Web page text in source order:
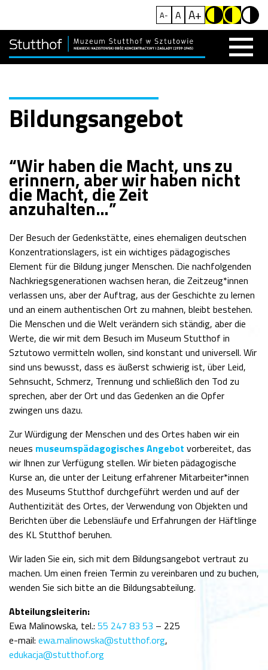
A- A A+
Bildungsangebot
“Wir haben die Macht, uns zu
erinnern, aber wir haben nicht
die Macht, die Zeit
anzuhalten…”
Der Besuch der Gedenkstätte, eines ehemaligen deutschen
Konzentrationslagers, ist ein wichtiges pädagogisches
Element für die Bildung junger Menschen. Die nachfolgenden
Nachkriegsgenerationen wachsen heran, die Zeitzeug*innen
verlassen uns, aber der Auftrag, aus der Geschichte zu lernen
und an einem authentischen Ort zu mahnen, bleibt bestehen.
Die Menschen und die Welt verändern sich ständig, aber die
Werte, die wir mit dem Besuch im Museum Stutthof in
Sztutowo vermitteln wollen, sind konstant und universell. Wir
sind uns bewusst, dass es äußerst schwierig ist, über Leid,
Sehnsucht, Schmerz, Trennung und schließlich den Tod zu
sprechen, aber der Ort und das Gedenken an die Opfer
zwingen uns dazu.
Zur Würdigung der Menschen und des Ortes haben wir ein
neues museumspädagogisches Angebot vorbereitet, das
wir Ihnen zur Verfügung stellen. Wir bieten pädagogische
Kurse an, die unter der Leitung erfahrener Mitarbeiter*innen
des Museums Stutthof durchgeführt werden und auf der
Authentizität des Ortes, der Verwendung von Objekten und
Berichten über die Lebensläufe und Erfahrungen der Häftlinge
des KL Stutthof beruhen.
Wir laden Sie ein, sich mit dem Bildungsangebot vertraut zu
machen. Um einen freien Termin zu vereinbaren und zu buchen,
wenden Sie sich bitte an die Bildungsabteilung.
Abteilungsleiterin:
Ewa Malinowska, tel.: 55 247 83 53 – 225
e-mail: ewa.malinowska@stutthof.org,
edukacja@stutthof.org